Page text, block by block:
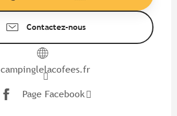
Contactez-nous
campinglelacofees.fr
Page Facebook